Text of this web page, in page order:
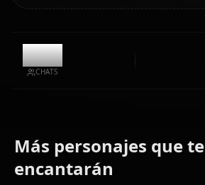
9.1k
CHATS
Más personajes que te
encantarán
Tsukino